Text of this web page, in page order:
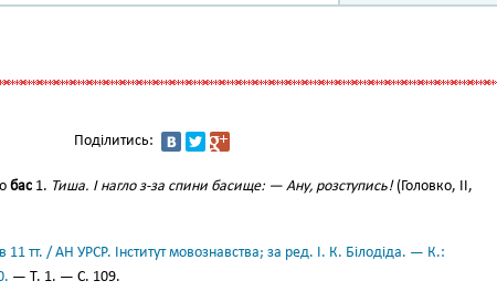
Поділитись:
бас 1. Тиша. І нагло з-за спини басище: — Ану, розступись!(Головко, II,
11 тт. / АН УРСР. Інститут мовознавства; за ред. І. К. Білодіда. — К.:
— Т. 1. — С. 109.